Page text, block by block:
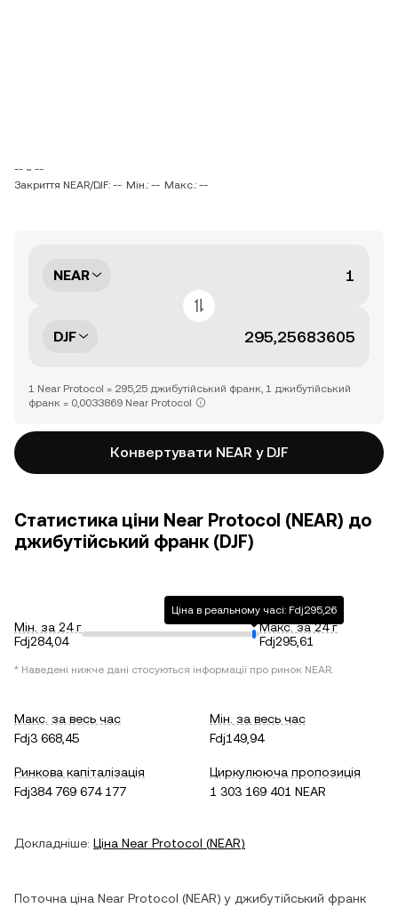
-- ~ --
Закриття NEAR/DJF: -- Мін.: -- Макс.: --
NEAR
DJF
1 Near Protocol = 295,25 джибутійський франк, 1 джибутійський
франк = 0,0033869 Near Protocol
Конвертувати NEAR у DJF
Статистика ціни Near Protocol (NEAR) до
джибутійський франк (DJF)
Мін. за 24 г
Fdj284,04
Ціна в реальному часі: Fdj295,26
Макс. за 24 г
Fdj295,61
* Наведені нижче дані стосуються інформації про ринок NEAR.
Макс. за весь час
Fdj3 668,45
Мін. за весь час
Fdj149,94
Ринкова капіталізація
Fdj384 769 674 177
Циркулююча пропозиція
1 303 169 401 NEAR
Докладніше: Ціна Near Protocol (NEAR)
Поточна ціна Near Protocol (NEAR) у джибутійський франк